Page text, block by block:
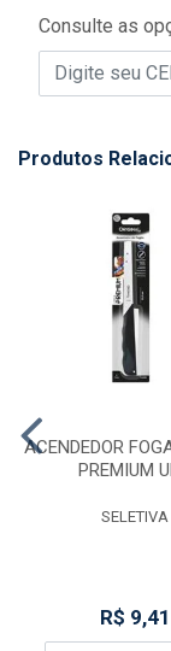
Consulte as
Produtos
ACENDEDOR
PREMIUM
SELETIVA
R$ 9,41